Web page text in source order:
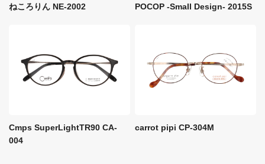
ねころりん NE-2002 POCOP -Small Design- 2015S
Cmps SuperLightTR90 CA-
004
carrot pipi CP-304M